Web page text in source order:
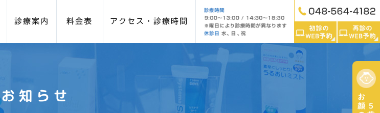
スタッフ紹介
診療案内
ブルーラジカル
親知らずの抜歯 入れ歯
料金表 アクセス・診療時間
お知らせ